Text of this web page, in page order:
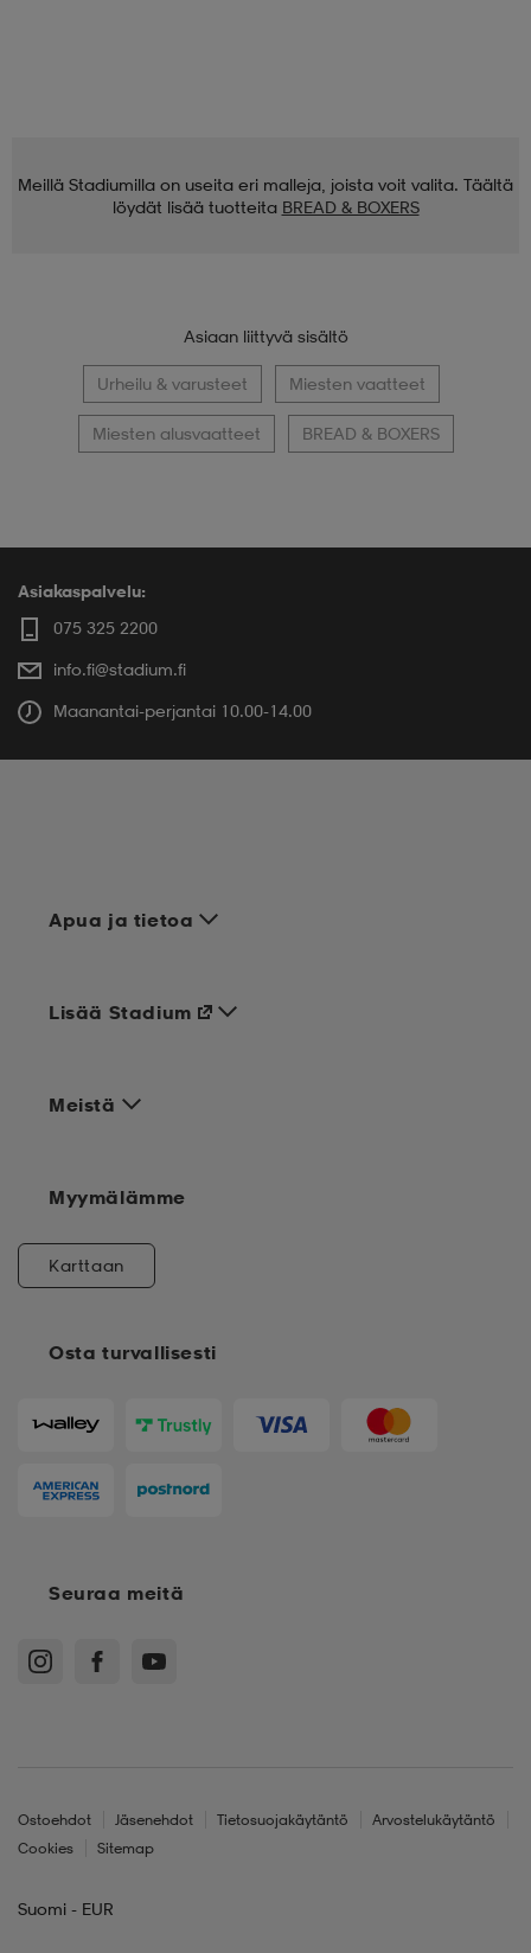
Meillä Stadiumilla on useita eri malleja, joista voit valita. Täältä
löydät lisää tuotteita BREAD & BOXERS
Asiaan liittyvä sisältö
Urheilu & varusteet Miesten vaatteet
Miesten alusvaatteet BREAD & BOXERS
Asiakaspalvelu:
075 325 2200
info.fi@stadium.fi
Maanantai-perjantai 10.00-14.00
Apua ja tietoa
Meistä
Osta turvallisesti
Lisää Stadium
Myymälämme
Karttaan
Seuraa meitä
Ostoehdot Jäsenehdot Tietosuojakäytäntö
Arvostelukäytäntö
Cookies
Sitemap
Suomi - EUR